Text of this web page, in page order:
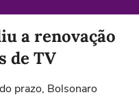
a renovação
de TV
prazo, Bolsonaro